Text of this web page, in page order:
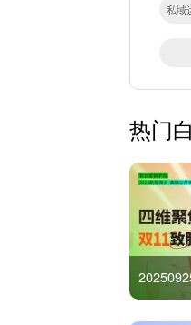
私域
热门